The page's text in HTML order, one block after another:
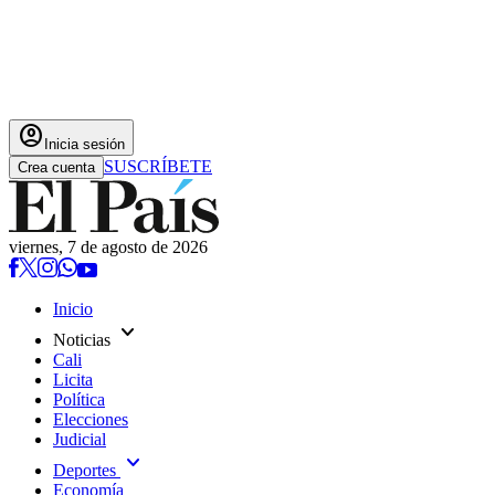
account_circle Inicia sesión
Crea cuenta SUSCRÍBETE
viernes, 7 de agosto de 2026
Inicio
Noticias expand_more
Cali
Licita
Política
Elecciones
Judicial
Deportes expand_more
Economía